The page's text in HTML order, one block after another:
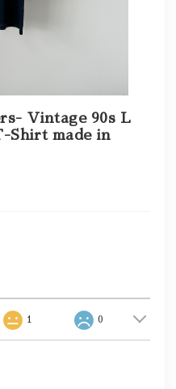
Vintage 90s L
Shirt made in
1 0